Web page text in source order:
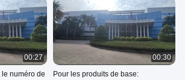
00:27
le numéro de
00:30
Pour les produits de base: